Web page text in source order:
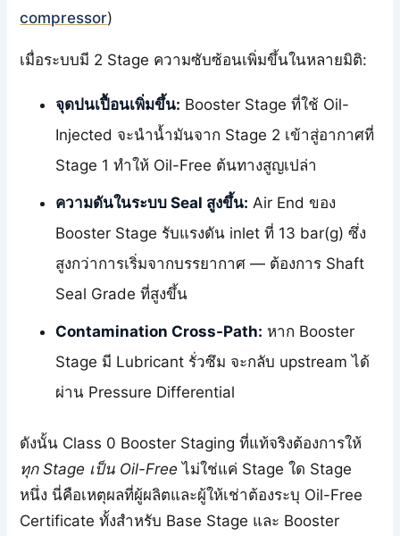
compressor)
เมื่อระบบมี 2 Stage ความซับซ้อนเพิ่มขึ้นในหลายมิติ:
จุดปนเปื้อนเพิ่มขึ้น: Booster Stage ที่ใช้ Oil-
Injected จะนำน้ำมันจาก Stage 2 เข้าสู่อากาศที่
Stage 1 ทำให้ Oil-Free ต้นทางสูญเปล่า
ความดันในระบบ Seal สูงขึ้น: Air End ของ
Booster Stage รับแรงดัน inlet ที่ 13 bar(g) ซึ่ง
สูงกว่าการเริ่มจากบรรยากาศ — ต้องการ Shaft
Seal Grade ที่สูงขึ้น
Contamination Cross-Path: หาก Booster
Stage มี Lubricant รั่วซึม จะกลับ upstream ได้
ผ่าน Pressure Differential
ดังนั้น Class 0 Booster Staging ที่แท้จริงต้องการให้
ทุก Stage เป็น Oil-Free ไม่ใช่แค่ Stage ใด Stage
หนึ่ง นี่คือเหตุผลที่ผู้ผลิตและผู้ให้เช่าต้องระบุ Oil-Free
Certificate ทั้งสำหรับ Base Stage และ Booster